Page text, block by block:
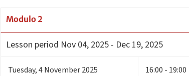
Modulo 2
Lesson period Nov 04, 2025 - Dec 19, 2025
Tuesday,4November 2025 16:00 - 19:00